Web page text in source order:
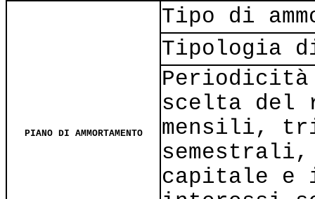
PIANO DI AMMORTAMENTO
Tipo di
Tipologia
scelta del
mensili,
semestrali,
capitale e